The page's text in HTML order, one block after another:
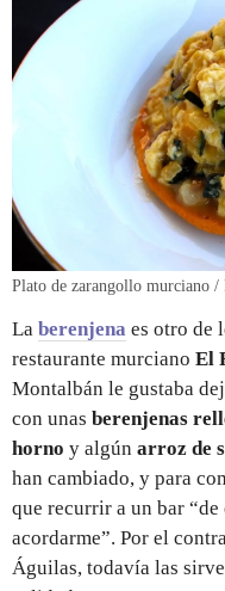
Plato de zarangollo murciano
La berenjena es otro de
restaurante murciano El
Montalbán le gustaba
con unas berenjenas
horno y algún arroz de
han cambiado, y para
que recurrir a un bar
acordarme”. Por el
Águilas, todavía las